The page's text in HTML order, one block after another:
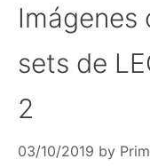
Imágenes
sets de
2
03/10/2019 by